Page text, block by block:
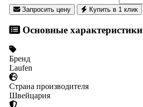
Запросить цену Купить в 1 клик
Основные характеристики
Бренд
Laufen
Страна производителя
Швейцария